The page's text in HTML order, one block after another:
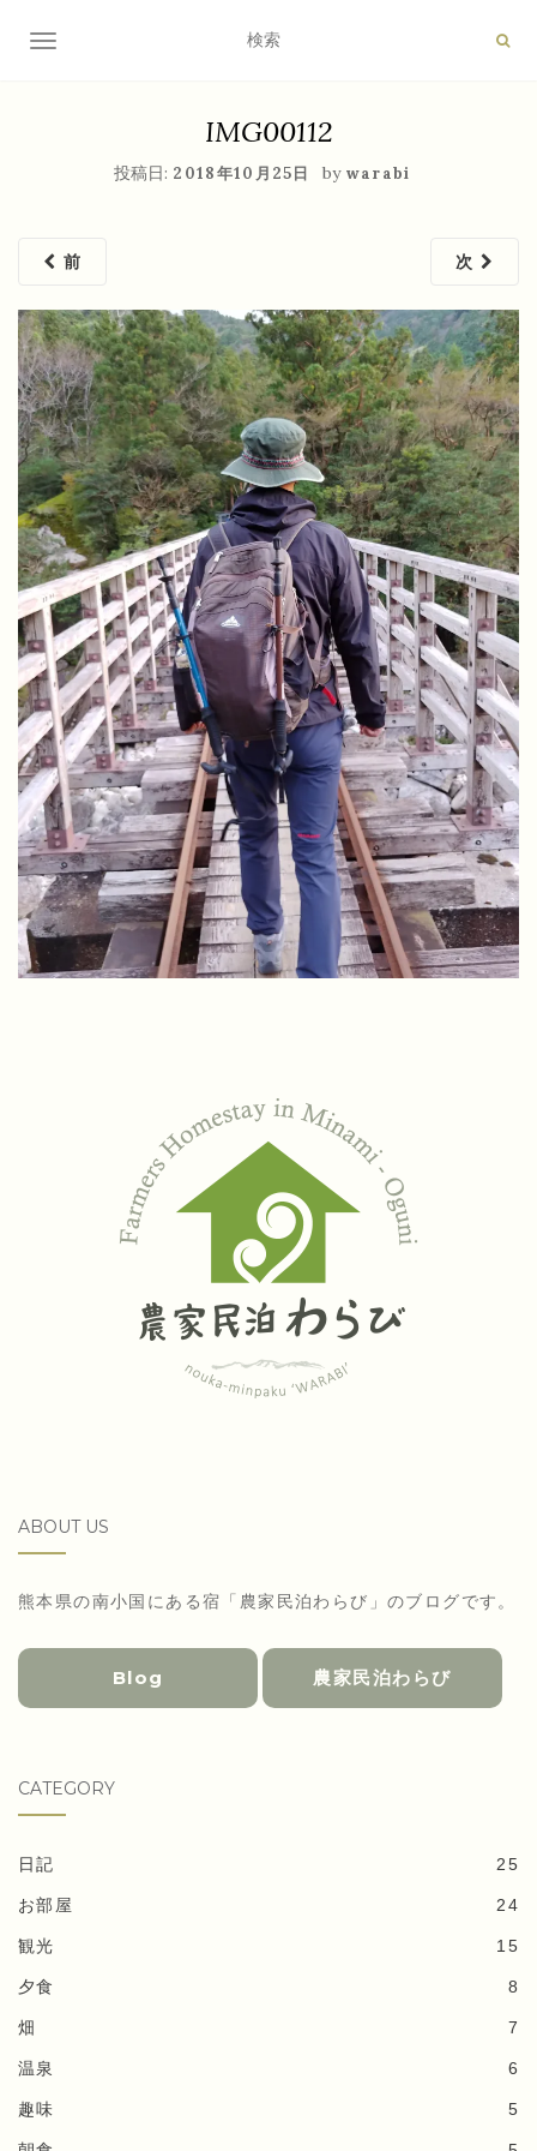
ナビゲーション切り替え
IMG00112
投稿日: 2018年10月25日 by warabi
前 次
ABOUT US
熊本県の南小国にある宿「農家民泊わらび」のブログです。
Blog 農家民泊わらび
CATEGORY
日記 25
お部屋 24
観光 15
夕食 8
畑 7
温泉 6
趣味 5